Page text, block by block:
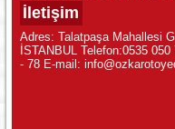
İletişim
Adres: Talatpaşa Mahallesi
İSTANBUL Telefon:0535
- 78 E-mail: